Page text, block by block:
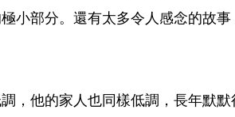
小部分。還有太多令人感念的故
，他的家人也同樣低調，長年默